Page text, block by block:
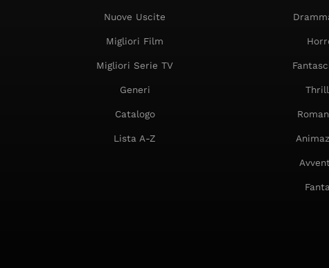
Nuove Uscite
Migliori Film
Migliori Serie TV
Generi
Catalogo
Lista A-Z